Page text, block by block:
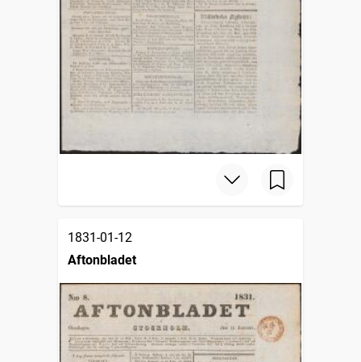
1831-01-12
Aftonbladet